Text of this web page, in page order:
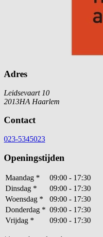
Adres
Leidsevaart 10
2013HA Haarlem
Contact
023-5345023
Openingstijden
Maandag *
09:00 - 17:30
Dinsdag *
09:00 - 17:30
Woensdag *
09:00 - 17:30
Donderdag * 09:00 - 17:30
Vrijdag * 09:00 - 17:30